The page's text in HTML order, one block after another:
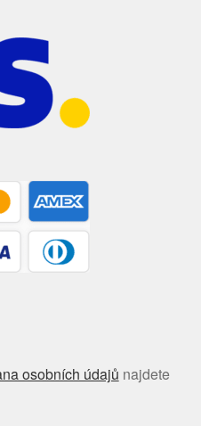
osobních údajů najdete